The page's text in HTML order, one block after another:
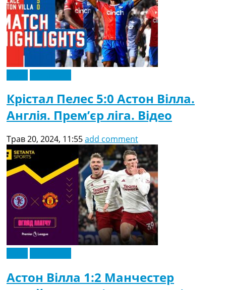
Крістал Пелес 5:0 Астон Вілла.
Англія. Прем’єр ліга. Відео
Трав 20, 2024, 11:55add comment
Астон Вілла 1:2 Манчестер